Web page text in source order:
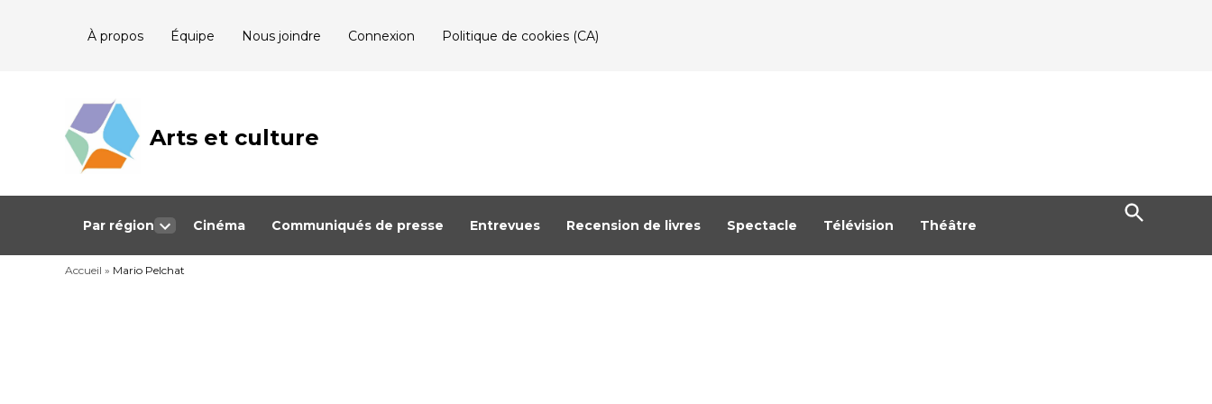
À propos Équipe Nous joindre Connexion Politique de cookies (CA)
Arts et culture
Journalisme
Québec
Par région
dropdown
menu
Cinéma Communiqués de presse Entrevues Recension de livres Spectacle Télévision Théâtre
Open
Search
Accueil » Mario Pelchat